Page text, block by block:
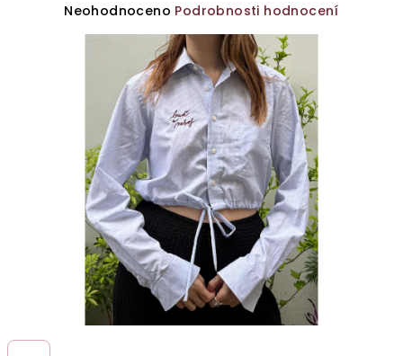
PrůměrnéNeohodnoceno Podrobnosti hodnocení